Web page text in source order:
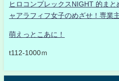
ヒロコンプレックスNIGHT 的ま
ャアラフィフ女子のめざせ！専業
萌えっとこあに！
t112-1000ｍ